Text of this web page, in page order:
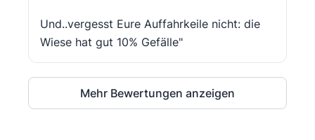
Und..vergesst Eure Auffahrkeile nicht: die
Wiese hat gut 10% Gefälle"
Mehr Bewertungen anzeigen